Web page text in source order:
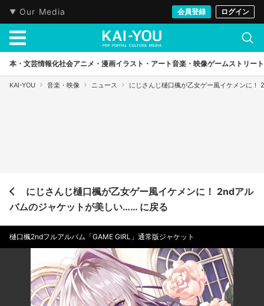
Our Media 会員登録 ログイン
本・文芸情報化社会アニメ・漫画イラスト・アート音楽・映像ゲームストリート
KAI-YOU 音楽・映像 ニュース にじさんじ樋口楓が乙女ゲー風イケメンに
にじさんじ樋口楓が乙女ゲー風イケメンに！ 2ndアル
バムのジャケットが美しい…… に戻る
樋口楓2ndフルアルバム「GAME GIRL」通常版ジャケット